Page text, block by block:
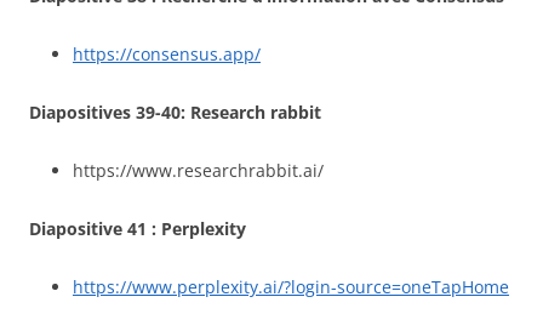
https://consensus.app/
Diapositives 39-40: Research rabbit
https://www.researchrabbit.ai/
Diapositive 41 : Perplexity
https://www.perplexity.ai/?login-source=oneTapHome